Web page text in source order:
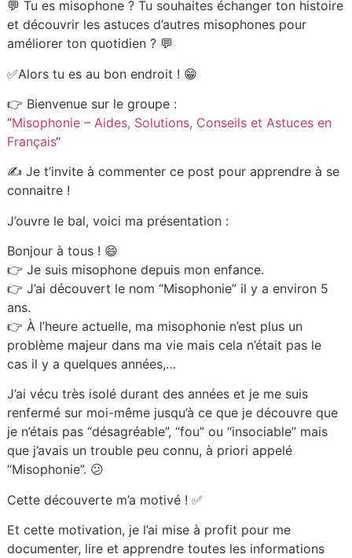
💬 Tu es misophone ? Tu souhaites échanger ton histoire
et découvrir les astuces d’autres misophones pour
améliorer ton quotidien ? 💬
✅Alors tu es au bon endroit ! 😁
👉 Bienvenue sur le groupe :
“Misophonie – Aides, Solutions, Conseils et Astuces en
Français“
✍️ Je t’invite à commenter ce post pour apprendre à se
connaitre !
J’ouvre le bal, voici ma présentation :
Bonjour à tous ! 😄
👉 Je suis misophone depuis mon enfance.
👉 J’ai découvert le nom “Misophonie” il y a environ 5
ans.
👉 À l’heure actuelle, ma misophonie n’est plus un
problème majeur dans ma vie mais cela n’était pas le
cas il y a quelques années,…
J’ai vécu très isolé durant des années et je me suis
renfermé sur moi-même jusqu’à ce que je découvre que
je n’étais pas “désagréable”, “fou” ou “insociable” mais
que j’avais un trouble peu connu, à priori appelé
“Misophonie”. 😕
Cette découverte m’a motivé ! ✅
Et cette motivation, je l’ai mise à profit pour me
documenter, lire et apprendre toutes les informations